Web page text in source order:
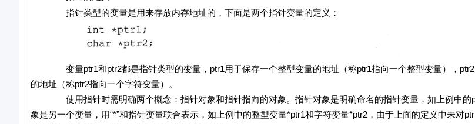
指针类型的变量是用来存放内存地址的，下面是两个指针变量的定义：
变量ptr1和ptr2都是指针类型的变量，ptr1用于保存一个整型变量的地址（称ptr1指向一个整型变量），ptr2
的地址（称ptr2指向一个字符变量）。
使用指针时需明确两个概念：指针对象和指针指向的对象。指针对象是明确命名的指针变量，如上例中的
象是另一个变量，用“*”和指针变量联合表示，如上例中的整型变量*ptr1和字符变量*ptr2，由于上面的定义中未对